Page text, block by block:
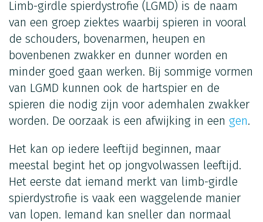
Limb-girdle spierdystrofie (LGMD) is de naam
van een groep ziektes waarbij spieren in vooral
de schouders, bovenarmen, heupen en
bovenbenen zwakker en dunner worden en
minder goed gaan werken. Bij sommige vormen
van LGMD kunnen ook de hartspier en de
spieren die nodig zijn voor ademhalen zwakker
worden. De oorzaak is een afwijking in een gen.
Het kan op iedere leeftijd beginnen, maar
meestal begint het op jongvolwassen leeftijd.
Het eerste dat iemand merkt van limb-girdle
spierdystrofie is vaak een waggelende manier
van lopen. Iemand kan sneller dan normaal